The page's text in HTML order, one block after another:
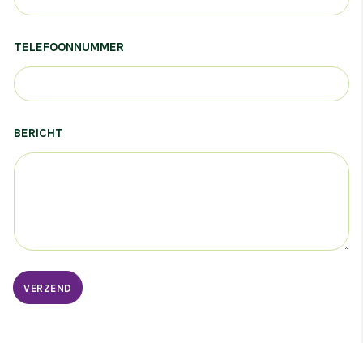
TELEFOONNUMMER
BERICHT
VERZEND